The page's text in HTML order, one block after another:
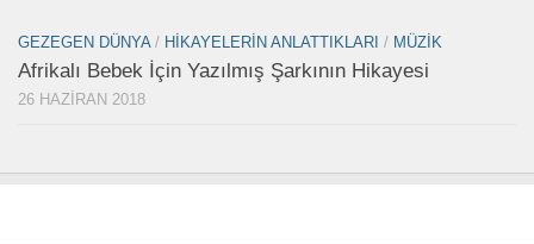
GEZEGEN DÜNYA/ HIKAYELERIN ANLATTIKLARI / MÜZIK
Afrikalı Bebek İçin Yazılmış Şarkının Hikayesi
26 HAZIRAN 2018